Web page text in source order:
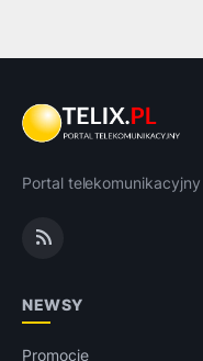
Portal
NEWSY
Promocje